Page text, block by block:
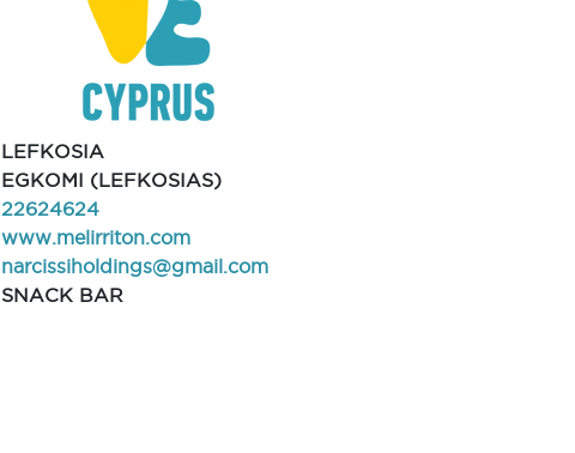
LEFKOSIA
EGKOMI (LEFKOSIAS)
22624624
www.melirriton.com
narcissiholdings@gmail.com
SNACK BAR